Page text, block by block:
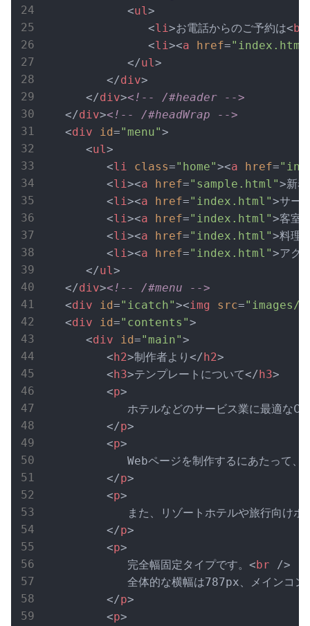
<ul >
<li >お電話からのご予約は<br
<li ><a href=
</ul >
</div>
</div><!-- /#header -->
</div><!-- /#headWrap -->
<div id="menu">
<ul >
<li class="home"><a href=
<li ><a href="sample.html">新
<li ><a href="index.html">サー
<li ><a href="index.html">客室
<li ><a href="index.html">料理
<li ><a href="index.html">アク
</ul >
</div><!-- /#menu -->
<div id="icatch"><img src="images/
<div id="contents">
<div id="main">
<h2>制作者より </h2>
<h3>テンプレートについて</h3>
<p>
ホテルなどのサービス業に最適な
</p>
<p>
Webページを制作するにあたって、い
</p>
<p>
また、リゾートホテルや旅行向けホ
</p>
<p>
            完全幅固定タイプです。
<br />
全体的な横幅は787px、メインコン
</p>
<p>